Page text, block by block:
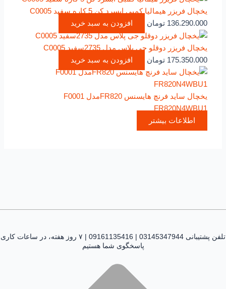
یخچال فریزر هیمالیا کمبی ابسرد کن 5 کاره سفید C0005
136.290.000 تومان افزودن به سبد خرید
یخچال فریزر دوقلو جی پلاس مدل 2735سفید C0005
175.350.000 تومان افزودن به سبد خرید
یخچال ساید فرنچ هایسنس FR820مدل F0001
FR820N4WBU1
اطلاعات بیشتر
تلفن پشتیبانی 03145347944 | 09161135416 | ۷ روز هفته، در ساعات کاری
پاسخگوی شما هستیم